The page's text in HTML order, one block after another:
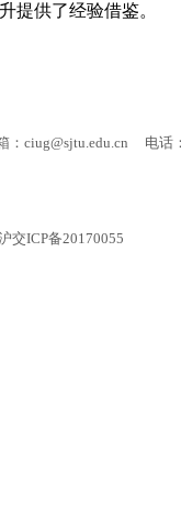
提供了经验借鉴。
：ciug@sjtu.edu.cn 电话
交ICP备20170055